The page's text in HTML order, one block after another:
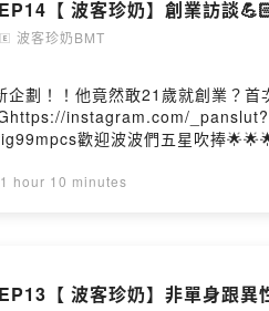
EP14【 波客珍奶】創業訪談
🄴 波客珍奶BMT
企劃！！他竟然敢21歲就創業？
instagram.com/
歡迎波波們五星吹捧
story/
1 hour 10 minutes
EP13【 波客珍奶】非單身跟